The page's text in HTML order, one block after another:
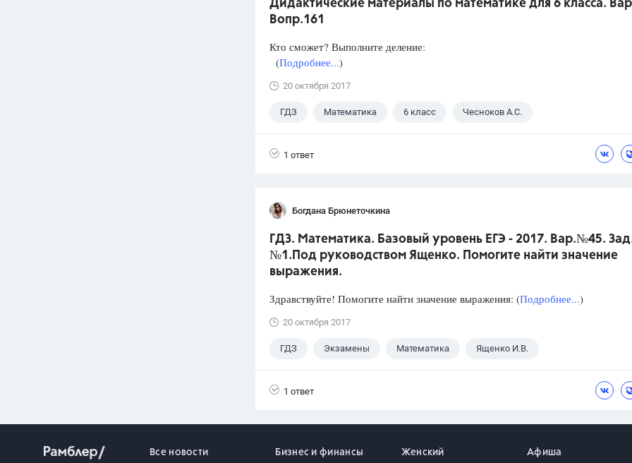
Дидактические материалы по математике для 6 класса.
Вопр.161
Кто сможет? Выполните деление:
(Подробнее...)
20 октября 2017
ГДЗ Математика 6 класс Чесноков А.С.
1 ответ
Богдана Брюнеточкина
ГДЗ. Математика. Базовый уровень ЕГЭ - 2017. Вар.№45.
№1.Под руководством Ященко. Помогите найти значение
выражения.
Здравствуйте! Помогите найти значение выражения: (Подробнее...)
20 октября 2017
ГДЗ Экзамены Математика Ященко И.В.
1 ответ
Все новости Бизнес и финансы Женский Афиша